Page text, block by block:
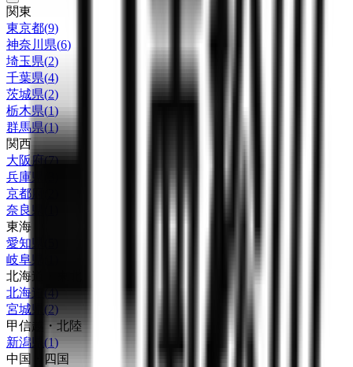
関東
東京都(9)
神奈川県(6)
埼玉県(2)
千葉県(4)
茨城県(2)
栃木県(1)
群馬県(1)
関西
大阪府(7)
兵庫県
京都府
奈良県
東海
愛知県
岐阜県
北海道・東北
北海道
4)
宮城県 (2)
甲信越・北陸
新潟県 (1)
中国・四国